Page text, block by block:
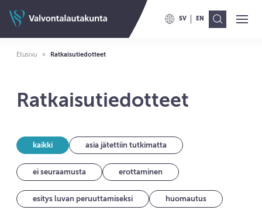
Valvontalautakunnan etusivulleSV
VAIHDA KIELELLE SWITCH
EN
VAIHDA KIELELLE
Etusivu Ratkaisutiedotteet
Ratkaisutiedotteet
kaikki asia jätettiin tutkimatta
ei seuraamusta erottaminen
esitys luvan peruuttamiseksi huomautus